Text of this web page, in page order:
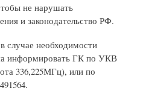
не нарушать
и законодательство РФ.
случае необходимости
информировать ГК по УКВ
336,225МГц), или по